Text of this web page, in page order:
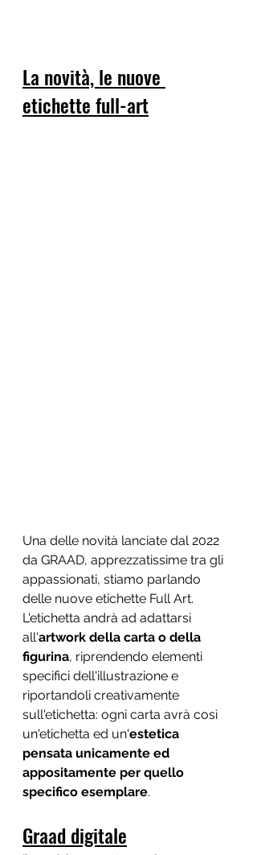
La novità, le nuove
etichette full-art
Una delle novità lanciate dal 2022
da GRAAD, apprezzatissime tra gli
appassionati, stiamo parlando
delle nuove etichette Full Art.
L'etichetta andrà ad adattarsi
all'artwork della carta o della
figurina, riprendendo elementi
specifici dell'illustrazione e
riportandoli creativamente
sull'etichetta: ogni carta avrà così
un'etichetta ed un'estetica
pensata unicamente ed
appositamente per quello
specifico esemplare.
Graad digitale